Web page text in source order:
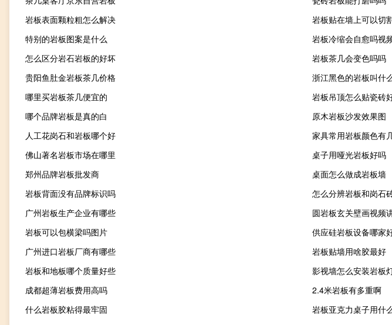
岩板表面颗粒粗怎么解决
岩板贴在墙上可以切
特别的岩板图案是什么
岩板冷缩会自愈吗视
怎么区分岩石岩板的好坏
岩板茶几会变色吗吗
贵阳鱼肚金岩板茶几价格
浙江黑色的岩板叫什
哪里买岩板茶几便宜的
岩板吊顶怎么贴瓷砖
哪个品牌岩板是真的白
原木岩板沙发效果图
人工花岗石和岩板哪个好
家具常用岩板颜色有
佛山著名岩板市场在哪里
桌子用哑光岩板好吗
郑州品牌岩板批发商
桌面怎么做成岩板墙
岩板背面没有品牌标识吗
怎么分辨岩板和岗石
广州岩板生产企业有哪些
圆岩板玄关壁画视频
岩板可以包横梁吗图片
供应硅岩板设备哪家
广州进口岩板厂商有哪些
岩板贴墙用啥胶最好
岩板和地板哪个质量好些
影视墙怎么安装岩板
成都超薄岩板费用高吗
2.4米岩板有多重啊
什么岩板胶粘得最牢固
岩板亚克力桌子用什